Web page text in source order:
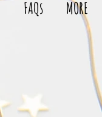
FAQs MORE